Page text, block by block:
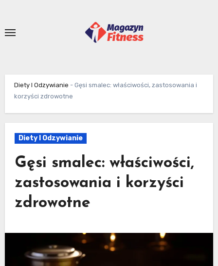
content
Diety I Odzywianie -Gęsi smalec: właściwości, zastosowania i
korzyści zdrowotne
Diety I Odzywianie
Gęsi smalec: właściwości,
zastosowania i korzyści
zdrowotne